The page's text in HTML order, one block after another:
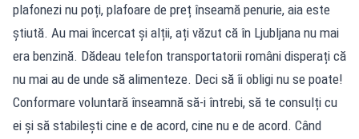
plafonezi nu poți, plafoare de preț înseamă penurie, aia este
știută. Au mai încercat și alții, ați văzut că în Ljubljana nu mai
era benzină. Dădeau telefon transportatorii români disperați că
nu mai au de unde să alimenteze. Deci să îi obligi nu se poate!
Conformare voluntară înseamnă să-i întrebi, să te consulți cu
ei și să stabilești cine e de acord, cine nu e de acord. Când